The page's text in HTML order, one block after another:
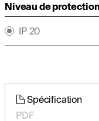
Niveau de
IP 20
Spécification
PDF